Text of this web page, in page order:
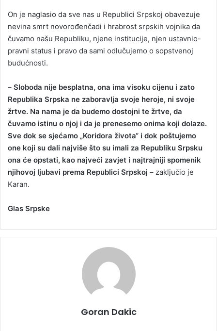
On je naglasio da sve nas u Republici Srpskoj obavezuje
nevina smrt novorođenčadi i hrabrost srpskih vojnika da
čuvamo našu Republiku, njene institucije, njen ustavnio-
pravni status i pravo da sami odlučujemo o sopstvenoj
budućnosti.
– Sloboda nije besplatna, ona ima visoku cijenu i zato
Republika Srpska ne zaboravlja svoje heroje, ni svoje
žrtve. Na nama je da budemo dostojni te žrtve, da
čuvamo istinu o njoj i da je prenesemo onima koji dolaze.
Sve dok se sjećamo „Koridora života“ i dok poštujemo
one koji su dali najviše što su imali za Republiku Srpsku
ona će opstati, kao najveći zavjet i najtrajniji spomenik
njihovoj ljubavi prema Republici Srpskoj – zaključio je
Karan.
Glas Srpske
Goran Dakic